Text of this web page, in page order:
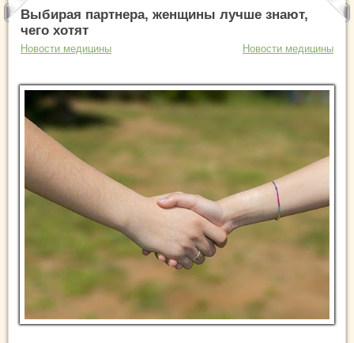
Выбирая партнера, женщины лучше знают,
чего хотят
Новости медицины Новости медицины